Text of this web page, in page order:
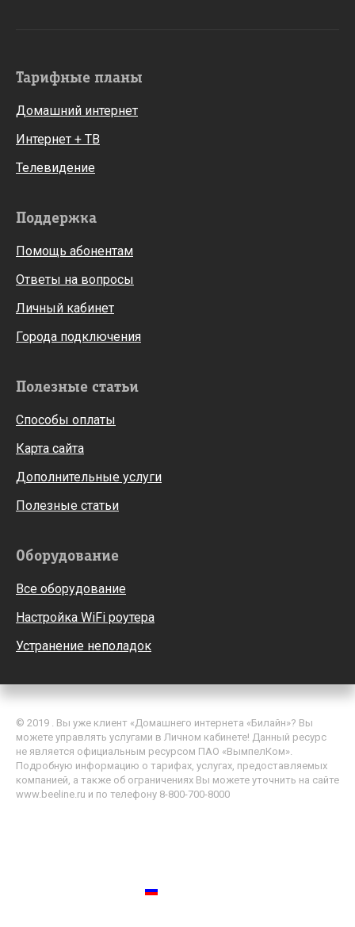
Тарифные планы
Домашний интернет
Интернет + ТВ
Телевидение
Поддержка
Помощь абонентам
Ответы на вопросы
Личный кабинет
Города подключения
Полезные статьи
Способы оплаты
Карта сайта
Дополнительные услуги
Полезные статьи
Оборудование
Все оборудование
Настройка WiFi роутера
Устранение неполадок
© 2019 . Вы уже клиент «Домашнего интернета «Билайн»? Вы
можете управлять услугами в Личном кабинете! Данный ресурс
не является официальным ресурсом ПАО «ВымпелКом».
Подробную информацию о тарифах, услугах, предоставляемых
компанией, а также об ограничениях Вы можете уточнить на сайте
www.beeline.ru и по телефону 8-800-700-8000